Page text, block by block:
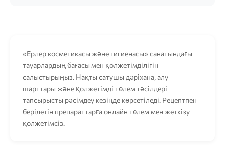
«Ерлер косметикасы және гигиенасы» санатындағы
тауарлардың бағасы мен қолжетімділігін
салыстырыңыз. Нақты сатушы дәріхана, алу
шарттары және қолжетімді төлем тәсілдері
тапсырысты рәсімдеу кезінде көрсетіледі. Рецептпен
берілетін препараттарға онлайн төлем мен жеткізу
қолжетімсіз.